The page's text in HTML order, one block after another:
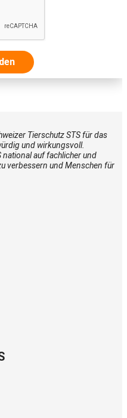
Tierschutz STS für das
und wirkungsvoll.
national auf fachlicher und
verbessern und Menschen für